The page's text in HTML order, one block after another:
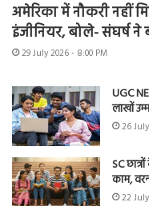
अमेरिका में नौकरी नहीं
इंजीनियर, बोले- संघर्ष
29 July 2026 - 8:00 PM
UGC
लाखों
26
SC
काम,
22